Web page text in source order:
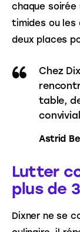
chaque soirée
timides ou les
deux places
Chez
table,
Astrid
Lutter
plus de
Dixner ne se